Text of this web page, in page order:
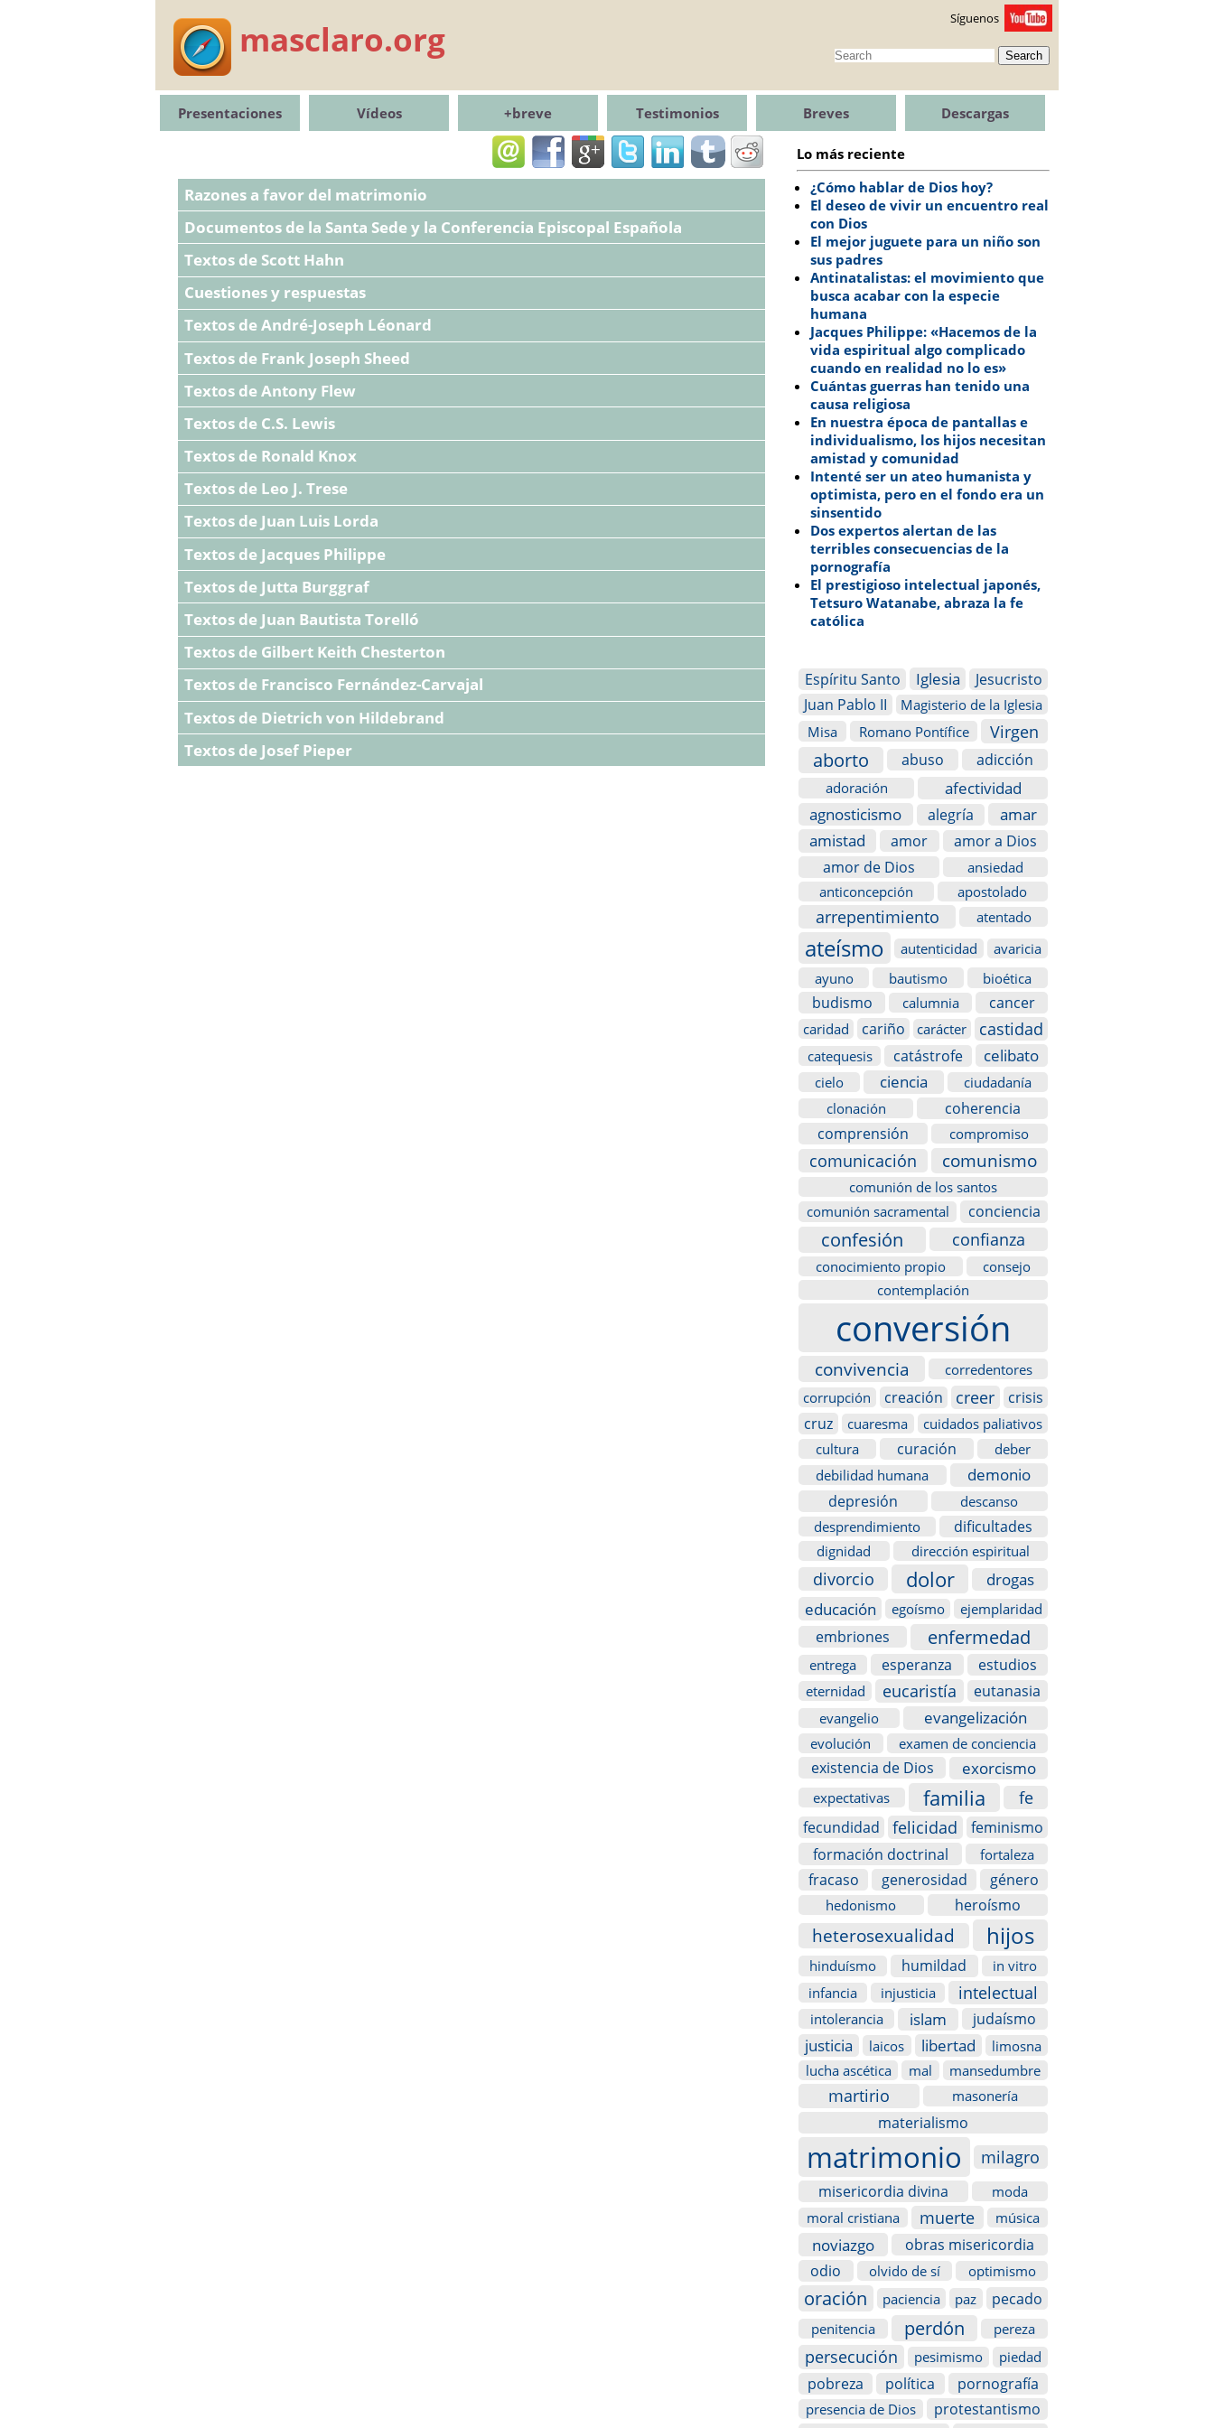
masclaro.org Síguenos
Search
Presentaciones Vídeos +breve Testimonios Breves Descargas
Razones a favor del matrimonio
Documentos de la Santa Sede y la Conferencia Episcopal Española
Textos de Scott Hahn
Cuestiones y respuestas
Textos de André-Joseph Léonard
Textos de Frank Joseph Sheed
Textos de Antony Flew
Textos de C.S. Lewis
Textos de Ronald Knox
Textos de Leo J. Trese
Textos de Juan Luis Lorda
Textos de Jacques Philippe
Textos de Jutta Burggraf
Textos de Juan Bautista Torelló
Textos de Gilbert Keith Chesterton
Textos de Francisco Fernández-Carvajal
Textos de Dietrich von Hildebrand
Textos de Josef Pieper
Lo más reciente
¿Cómo hablar de Dios hoy?
El deseo de vivir un encuentro real
con Dios
El mejor juguete para un niño son
sus padres
Antinatalistas: el movimiento que
busca acabar con la especie
humana
Jacques Philippe: «Hacemos de la
vida espiritual algo complicado
cuando en realidad no lo es»
Cuántas guerras han tenido una
causa religiosa
En nuestra época de pantallas e
individualismo, los hijos necesitan
amistad y comunidad
Intenté ser un ateo humanista y
optimista, pero en el fondo era un
sinsentido
Dos expertos alertan de las
terribles consecuencias de la
pornografía
El prestigioso intelectual japonés,
Tetsuro Watanabe, abraza la fe
católica
Espíritu Santo Iglesia
Jesucristo
Juan Pablo II
Magisterio de la Iglesia
Misa
Romano Pontífice Virgen
aborto abuso adicción
adoración
afectividad
agnosticismo
alegría
amar
amistad
amor
amor a Dios
amor de Dios
ansiedad
anticoncepción
apostolado
arrepentimiento atentado
ateísmo autenticidad
avaricia
ayuno
bautismo bioética
budismo calumnia cancer
caridad cariño carácter castidad
catequesis catástrofe celibato
cielo ciencia
ciudadanía
clonación
coherencia
comprensión
compromiso
comunicación comunismo
comunión de los santos
comunión sacramental
conciencia
confesión confianza
conocimiento propio
consejo
contemplación
conversión
convivencia
corredentores
corrupción
creación creer
crisis
cruz
cuaresma
cuidados paliativos
cultura
curación
deber
debilidad humana
demonio
depresión
descanso
desprendimiento
dificultades
dignidad dirección espiritual
divorcio dolor
drogas
educación
egoísmo ejemplaridad
embriones enfermedad
entrega esperanza estudios
eternidad eucaristía eutanasia
evangelio evangelización
evolución examen de conciencia
existencia de Dios exorcismo
expectativas familia fe
fecundidad felicidad
feminismo
formación doctrinal
fortaleza
fracaso generosidad género
hedonismo heroísmo
heterosexualidad hijos
hinduísmo humildad
in vitro
infancia
injusticia intelectual
intolerancia islam judaísmo
justicia laicos libertad
limosna
lucha ascética
mal mansedumbre
martirio masonería
materialismo
matrimonio milagro
misericordia divina
moda
moral cristiana
muerte música
noviazgo
obras misericordia
odio
olvido de sí optimismo
oración paciencia paz pecado
penitencia perdón pereza
persecución pesimismo piedad
pobreza política pornografía
presencia de Dios
protestantismo